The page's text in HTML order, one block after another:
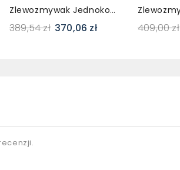
Zlewozmywak Jednokomorowy Z Ociekaczem VIGOR Grafit Z Prawym Ociekaczem + Bateria NOON
389,54 zł 370,06 zł 409,00 zł